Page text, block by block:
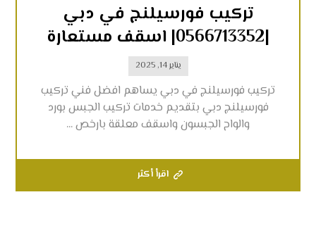
تركيب فورسيلنج في دبي
|0566713352| اسقف مستعارة
يناير 14, 2025
تركيب فورسيلنج في دبي يساهم افضل فني تركيب
فورسيلنج دبي بتقديم خدمات تركيب الجبس بورد
والواح الجبسون واسقف معلقة بارخص ...
اقرأ أكثر